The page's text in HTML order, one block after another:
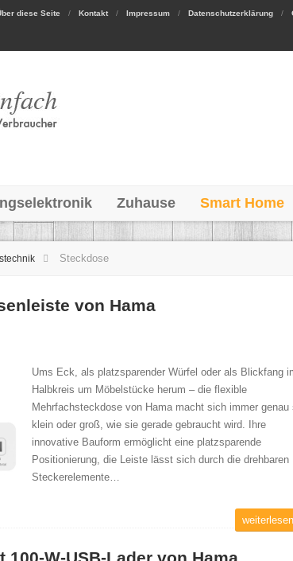
diese Seite Kontakt Impressum Datenschutzerklärung
Zuhause Smart Home
Steckdose
von Hama
Ums Eck, als platzsparender Würfel oder als Blickfang
Halbkreis um Möbelstücke herum – die flexible
Mehrfachsteckdose von Hama macht sich immer genau
klein oder groß, wie sie gerade gebraucht wird. Ihre
innovative Bauform ermöglicht eine platzsparende
Positionierung, die Leiste lässt sich durch die drehbaren
Steckerelemente…